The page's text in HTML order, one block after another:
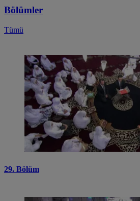
Bölümler
Tümü
29. Bölüm